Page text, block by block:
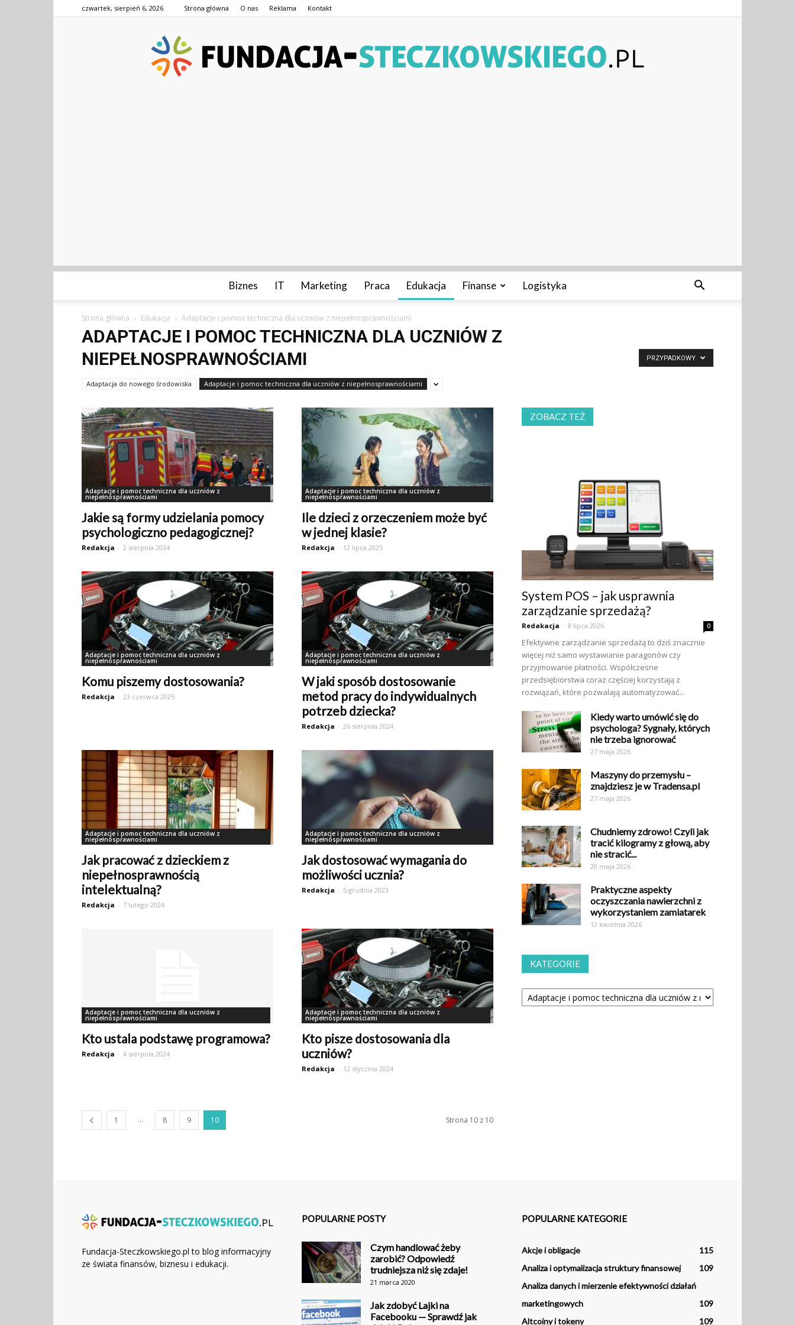
czwartek, sierpień 6, 2026 Strona główna O nas Reklama Kontakt
Biznes IT Marketing Praca Edukacja Finanse Logistyka
Strona główna Edukacja Adaptacje i pomoc techniczna dla uczniów z niepełnosprawnościami
ADAPTACJE I POMOC TECHNICZNA DLA UCZNIÓW Z
NIEPEŁNOSPRAWNOŚCIAMI
Adaptacja do nowego środowiska Adaptacje i pomoc techniczna dla uczniów z niepełnosprawnościami
PRZYPADKOWY
Adaptacje i pomoc techniczna dla uczniów z
niepełnosprawnościami
Jakie są formy udzielania pomocy
psychologiczno pedagogicznej?
Redakcja - 2 sierpnia 2024
Adaptacje i pomoc techniczna dla uczniów z
niepełnosprawnościami
Ile dzieci z orzeczeniem może być
w jednej klasie?
Redakcja - 12 lipca 2025
Adaptacje i pomoc techniczna dla uczniów z
niepełnosprawnościami
Komu piszemy dostosowania?
Redakcja - 23 czerwca 2025
Adaptacje i pomoc techniczna dla uczniów z
niepełnosprawnościami
W jaki sposób dostosowanie
metod pracy do indywidualnych
potrzeb dziecka?
Redakcja - 26 sierpnia 2024
Adaptacje i pomoc techniczna dla uczniów z
niepełnosprawnościami
Jak pracować z dzieckiem z
niepełnosprawnością
intelektualną?
Redakcja - 7 lutego 2024
Adaptacje i pomoc techniczna dla uczniów z
niepełnosprawnościami
Jak dostosować wymagania do
możliwości ucznia?
Redakcja - 5 grudnia 2023
Adaptacje i pomoc techniczna dla uczniów z
niepełnosprawnościami
Kto ustala podstawę programowa?
Redakcja - 4 sierpnia 2024
Adaptacje i pomoc techniczna dla uczniów z
niepełnosprawnościami
Kto pisze dostosowania dla
uczniów?
Redakcja - 12 stycznia 2024
1 ... 8 9 10 Strona 10 z 10
ZOBACZ TEŻ
System POS – jak usprawnia
zarządzanie sprzedażą?
Redakacja - 8 lipca 2026 0
Efektywne zarządzanie sprzedażą to dziś znacznie
więcej niż samo wystawianie paragonów czy
przyjmowanie płatności. Współczesne
przedsiębiorstwa coraz częściej korzystają z
rozwiązań, które pozwalają automatyzować...
Kiedy warto umówić się do
psychologa? Sygnały, których
nie trzeba ignorować
27 maja 2026
Maszyny do przemysłu –
znajdziesz je w Tradensa.pl
27 maja 2026
Chudniemy zdrowo! Czyli jak
tracić kilogramy z głową, aby
nie stracić...
20 maja 2026
Praktyczne aspekty
oczyszczania nawierzchni z
wykorzystaniem zamiatarek
12 kwietnia 2026
KATEGORIE
Kategorie
Fundacja-Steczkowskiego.pl to blog informacyjny
ze świata finansów, biznesu i edukacji.
POPULARNE POSTY
Czym handlować żeby
zarobić? Odpowiedź
trudniejsza niż się zdaje!
21 marca 2020
Jak zdobyć Lajki na
Facebooku — Sprawdź jak
POPULARNE KATEGORIE
Akcje i obligacje
115
Analiza i optymalizacja struktury finansowej
109
Analiza danych i mierzenie efektywności działań
marketingowych
109
Altcoiny i tokeny
109